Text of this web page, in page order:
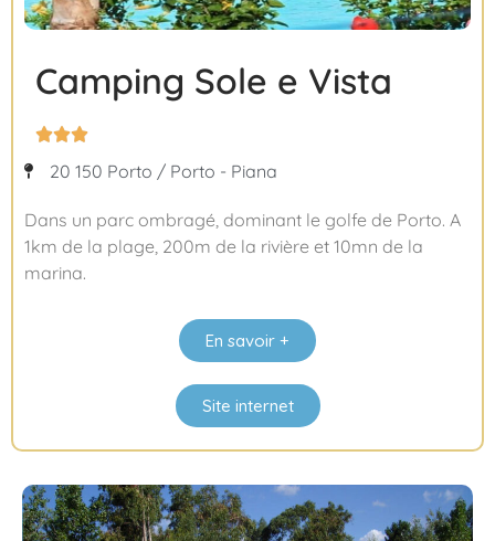
Camping Sole e Vista

20 150 Porto / Porto - Piana
Dans un parc ombragé, dominant le golfe de Porto. A
1km de la plage, 200m de la rivière et 10mn de la
marina.
En savoir +
Site internet